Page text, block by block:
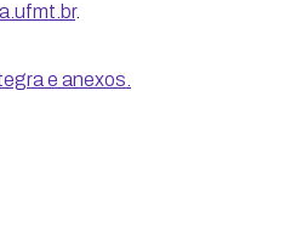
.
e anexos.